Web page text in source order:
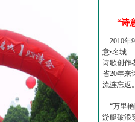
“诗
2010年
意•名城
诗歌创作
省20年来
流连忘返
“万里艳
游艇破浪